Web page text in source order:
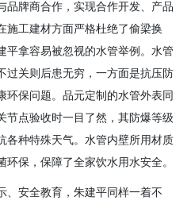
品牌商合作，实现合作开发、产品
施工建材方面严格杜绝了偷梁换
平拿容易被忽视的水管举例。水管
过关则后患无穷，一方面是抗压防
环保问题。品元定制的水管外表同
节点验收时一目了然，其防爆等级
各种特殊天气。水管内壁所用材质
保，保障了全家饮水用水安全。
、安全教育，朱建平同样一着不